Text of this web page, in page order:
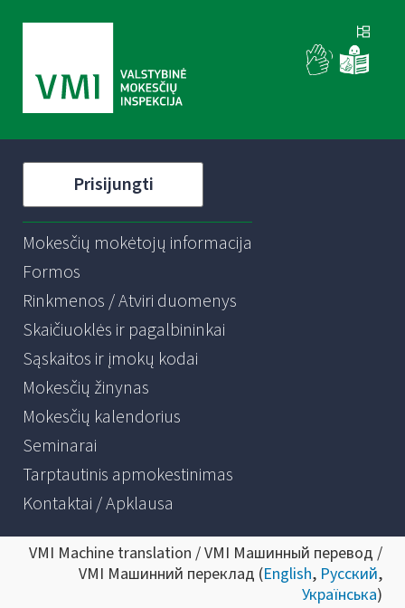
Prisijungti
Mokesčių mokėtojų informacija
Formos
Rinkmenos / Atviri duomenys
Skaičiuoklės ir pagalbininkai
Sąskaitos ir įmokų kodai
Mokesčių žinynas
Mokesčių kalendorius
Seminarai
Tarptautinis apmokestinimas
Kontaktai / Apklausa
VMI Machine translation / VMI Машинный перевод /
VMI Машинний переклад (English, Русский,
Українська)